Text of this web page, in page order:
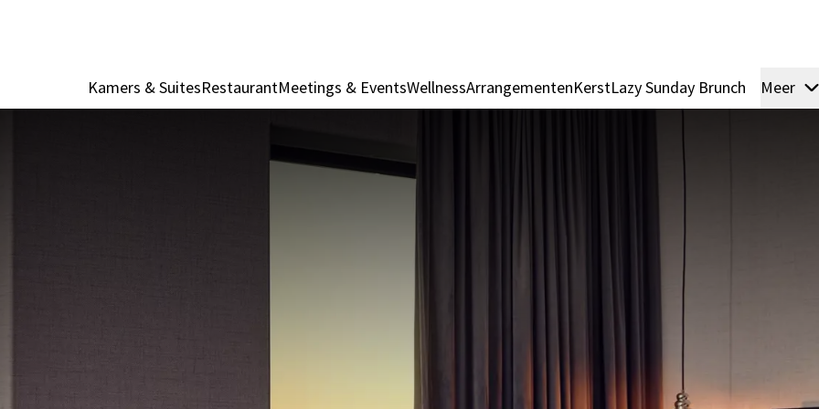
Kamers & SuitesRestaurantMeetings & EventsWellnessArrangementenKerstLazy Sunday Brunch Meer